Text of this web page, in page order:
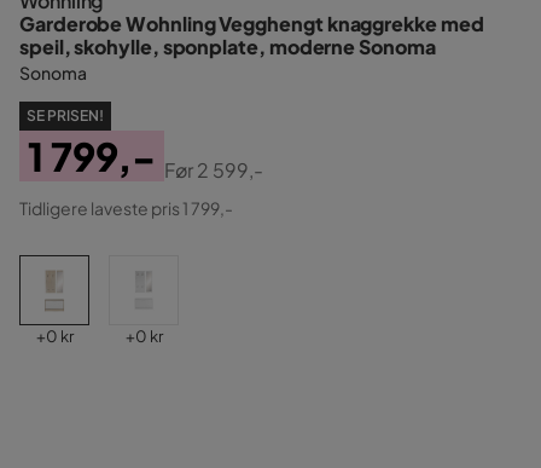
Garderobe Wohnling Vegghengt knaggrekke med
speil, skohylle, sponplate, moderne Sonoma
Sonoma
SE PRISEN!
Pris
1 799,-
Original
Pris
Før2 599,-
Tidligere laveste pris 1 799,-
Pris
+0 kr Pris
+0 kr